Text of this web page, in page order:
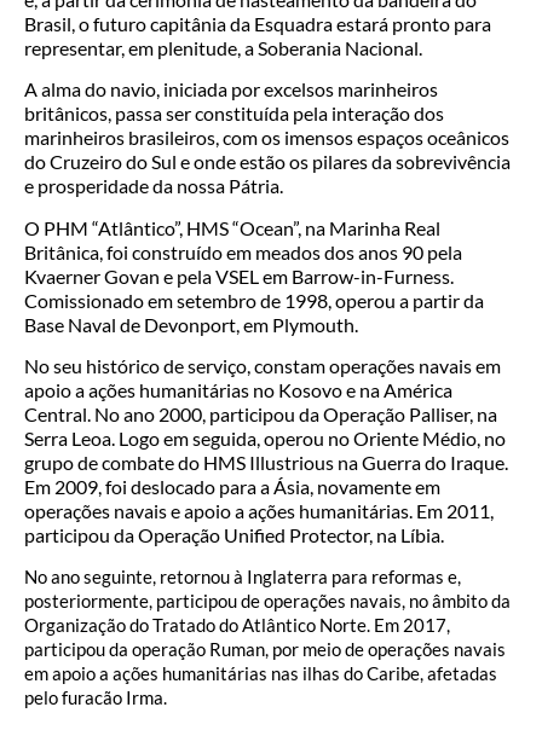
Brasil, o futuro capitânia da Esquadra estará pronto para
representar, em plenitude, a Soberania Nacional.
A alma do navio, iniciada por excelsos marinheiros
britânicos, passa ser constituída pela interação dos
marinheiros brasileiros, com os imensos espaços oceânicos
do Cruzeiro do Sul e onde estão os pilares da sobrevivência
e prosperidade da nossa Pátria.
O PHM “Atlântico”, HMS “Ocean”, na Marinha Real
Britânica, foi construído em meados dos anos 90 pela
Kvaerner Govan e pela VSEL em Barrow-in-Furness.
Comissionado em setembro de 1998, operou a partir da
Base Naval de Devonport, em Plymouth.
No seu histórico de serviço, constam operações navais em
apoio a ações humanitárias no Kosovo e na América
Central. No ano 2000, participou da Operação Palliser, na
Serra Leoa. Logo em seguida, operou no Oriente Médio, no
grupo de combate do HMS Illustrious na Guerra do Iraque.
Em 2009, foi deslocado para a Ásia, novamente em
operações navais e apoio a ações humanitárias. Em 2011,
participou da Operação Unified Protector, na Líbia.
No ano seguinte, retornou à Inglaterra para reformas e,
posteriormente, participou de operações navais, no âmbito da
Organização do Tratado do Atlântico Norte. Em 2017,
participou da operação Ruman, por meio de operações navais
em apoio a ações humanitárias nas ilhas do Caribe, afetadas
pelo furacão Irma.